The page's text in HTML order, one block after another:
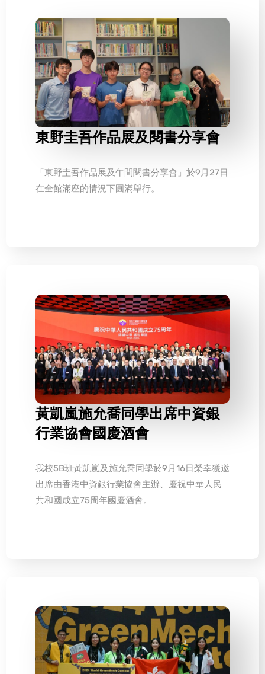
東野圭吾作品展及閱書分享會
「東野圭吾作品展及午間閱書分享會」於9月27日
在全館滿座的情況下圓滿舉行。
黃凱嵐施允喬同學出席中資銀
行業協會國慶酒會
我校5B班黃凱嵐及施允喬同學於9月16日榮幸獲邀
出席由香港中資銀行業協會主辦、慶祝中華人民
共和國成立75周年國慶酒會。